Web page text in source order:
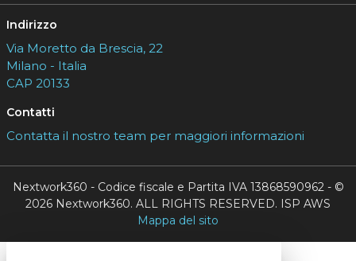
Indirizzo
Via Moretto da Brescia, 22
Milano - Italia
CAP 20133
Contatti
Contatta il nostro team per maggiori informazioni
Nextwork360 - Codice fiscale e Partita IVA 13868590962 - ©
2026 Nextwork360. ALL RIGHTS RESERVED. ISP AWS
Mappa del sito